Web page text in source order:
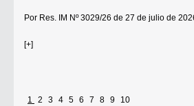
Por Res. IM Nº 3029/26 de 27 de julio de
[+]
1 2 3 4 5 6 7 8 9 10